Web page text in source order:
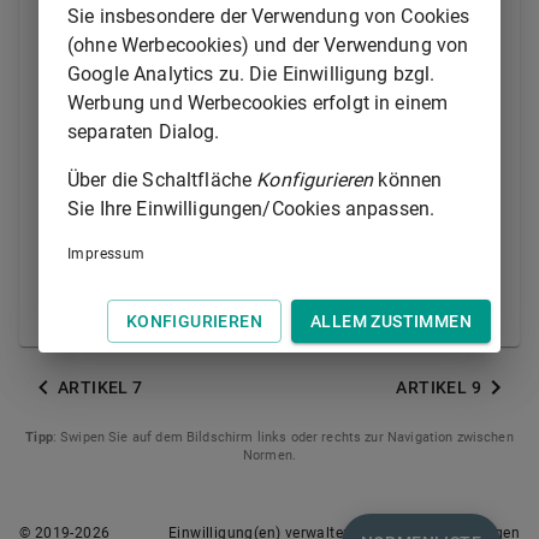
Artikel 2 zweiter Gedankenstrich besonders betroffen
sind; dieses Verzeichnis wird anhand der
gewonnenen Erfahrungen und/oder der Vorschriften
auf dem Gebiet der Produktsicherheit erstellt.
Erforderlichenfalls wird das Verzeichnis nach
Sachlage anzupassen, die sich aus den gewonnenen
Erfahrungen und der Weiterentwicklung der
Vorschriften auf dem Gebiet der Produktsicherheit
© Europäische Union 1998-2021
ARTIKEL 7 ARTIKEL 9
Tipp: Swipen Sie auf dem Bildschirm links oder rechts zur Navigation zwischen
Normen.
© 2019-2026 Einwilligung(en) verwalten Nutzungsbedingungen
Sie insbesondere der Verwendung von Cookies
(ohne Werbecookies) und der Verwendung von
Google Analytics zu. Die Einwilligung bzgl.
Werbung und Werbecookies erfolgt in einem
separaten Dialog.
Über die Schaltfläche Konfigurierenkönnen
Sie Ihre Einwilligungen/Cookies anpassen.
Impressum
KONFIGURIEREN ALLEM ZUSTIMMEN